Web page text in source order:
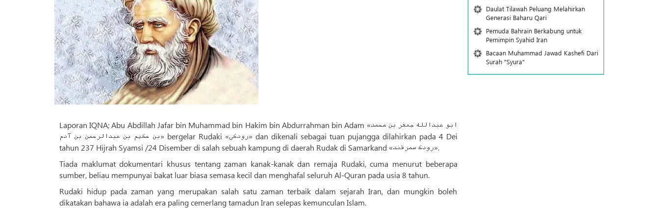
Laporan IQNA; Abu Abdillah Jafar bin Muhammad bin Hakim bin Abdurrahman bin Adam «ابو عبدالله جعفر بن‌ محمد
بن حکیم‌ بن‌ عبدالرحمن‌ بن‌ آدم» bergelar Rudaki «رودکی» dan dikenali sebagai tuan pujangga dilahirkan pada 4 Dei
tahun 237 Hijrah Syamsi /24 Disember di salah sebuah kampung di daerah Rudak di Samarkand «رودک سمرقند».
Tiada maklumat dokumentari khusus tentang zaman kanak-kanak dan remaja Rudaki, cuma menurut beberapa
sumber, beliau mempunyai bakat luar biasa semasa kecil dan menghafal seluruh Al-Quran pada usia 8 tahun.
Rudaki hidup pada zaman yang merupakan salah satu zaman terbaik dalam sejarah Iran, dan mungkin boleh
dikatakan bahawa ia adalah era paling cemerlang tamadun Iran selepas kemunculan Islam.
Daulat Tilawah Peluang Melahirkan
Generasi Baharu Qari
Pemuda Bahrain Berkabung untuk
Pemimpin Syahid Iran
Bacaan Muhammad Jawad Kashefi Dari
Surah "Syura"